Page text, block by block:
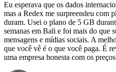
Eu esperava que os dados
mas a Redex me surpreendeu com
duram. Usei o plano de 5 GB
semanas em Bali e foi mais do que
mensagens e mídias sociais. A
que você vê é o que você paga. É
uma empresa honesta com os